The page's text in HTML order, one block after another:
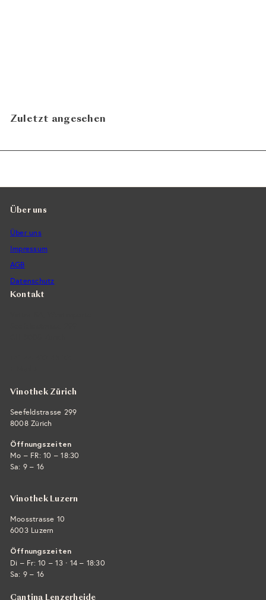
Zuletzt angesehen
Über uns
Über uns
Impressum
AGB
Datenschutz
Kontakt
Vinothek Zürich
Seefeldstrasse 299
8008 Zürich
Öffnungszeiten
Mo – FR: 10 – 18:30
Sa: 9 – 16
Vinothek Luzern
Moosstrasse 10
6003 Luzern
Öffnungszeiten
Di – Fr: 10 – 13 · 14 – 18:30
Sa: 9 – 16
Cantina Lenzerheide